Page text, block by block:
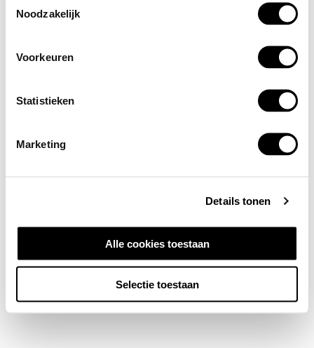
Noodzakelijk
Voorkeuren
Statistieken
Marketing
Details tonen
Alle cookies toestaan
Selectie toestaan